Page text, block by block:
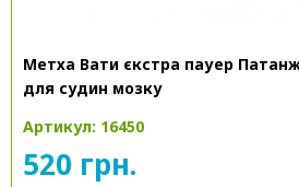
Метха Вати єкстра пауер
для судин мозку
Артикул: 16450
520 грн.